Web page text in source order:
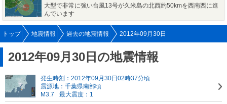
大型で非常に強い台風13号が久米島の北西約50kmを西南西に進
んでいます
トップ 地震情報 過去の地震情報 2012年09月30日
2012年09月30日の地震情報
発生時刻：2012年09月30日02時37分頃
震源地：千葉県南部頃
M3.7
最大震度：1